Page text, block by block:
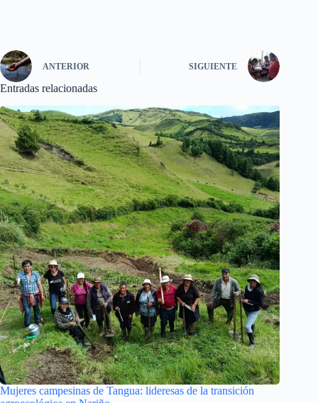
ANTERIOR SIGUIENTE
Entradas relacionadas
Mujeres campesinas de Tangua: lideresas de la transición